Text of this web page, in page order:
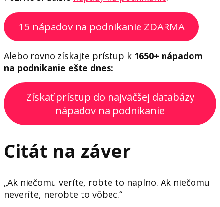
15 nápadov na podnikanie ZDARMA
Alebo rovno získajte prístup k 1650+ nápadom
na podnikanie ešte dnes:
Získať prístup do najväčšej databázy
nápadov na podnikanie
Citát na záver
„Ak niečomu veríte, robte to naplno. Ak niečomu
neveríte, nerobte to vôbec.“